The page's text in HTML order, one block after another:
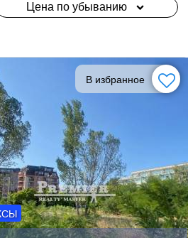
Цена по убыванию
В избранное